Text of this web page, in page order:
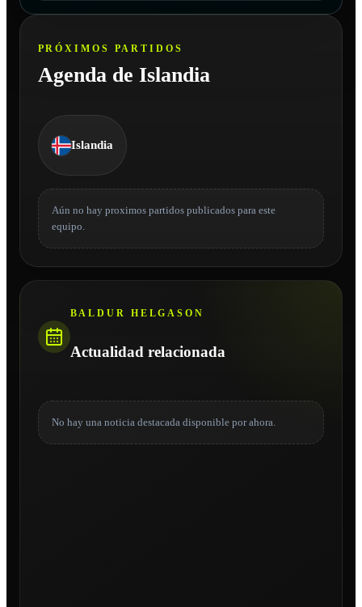
PRÓXIMOS PARTIDOS
Agenda de Islandia
Islandia
Aún no hay proximos partidos publicados para este
equipo.
BALDUR HELGASON
Actualidad relacionada
No hay una noticia destacada disponible por ahora.